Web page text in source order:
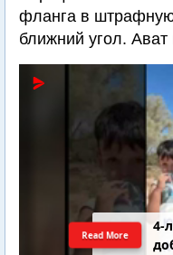
фланга в
ближний угол.
4-
Read More